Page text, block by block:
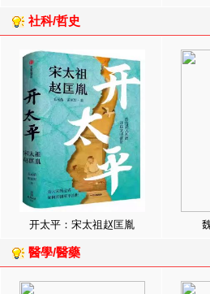
社科/哲史
开太平：宋太祖赵匡胤
醫學/醫藥